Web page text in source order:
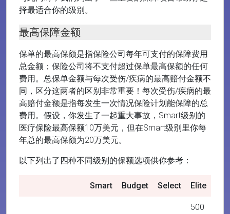
择最适合你的级别。
最高保障金额
保单的最高保额是指保险公司每年可支付的保障费用
总金额；保险公司将不支付超过保单最高保额的任何
费用。总保单金额与每次受伤/疾病的最高赔付金额不
同，区分这两者的区别非常重要！每次受伤/疾病的最
高赔付金额是指每发生一次情况保险计划能保障的总
费用。假设，你发生了一起重大事故，Smart级别的
医疗保险最高保额10万美元，但在Smart级别里你每
年总的最高保额为20万美元。
以下列出了四种不同级别的保额选项供你参考：
Smart Budget Select Elite
500